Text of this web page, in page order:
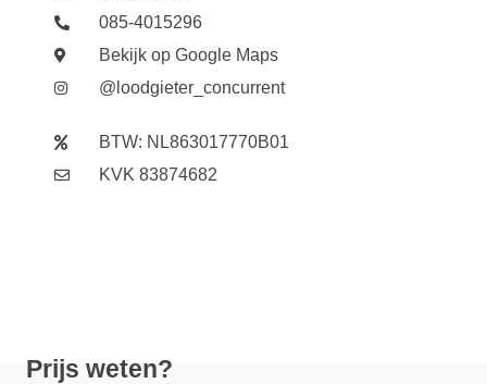
085-4015296
Bekijk op Google Maps
@loodgieter_concurrent
BTW: NL863017770B01
KVK 83874682
Prijs weten?